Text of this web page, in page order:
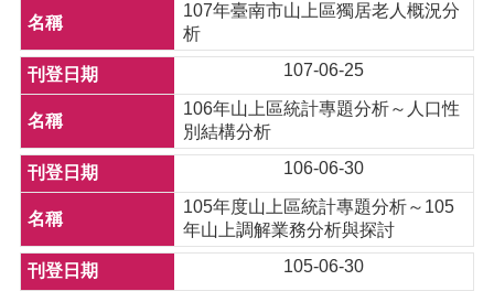
107年臺南市山上區獨居老人概況分
析
107-06-25
106年山上區統計專題分析～人口性
別結構分析
106-06-30
105年度山上區統計專題分析～105
年山上調解業務分析與探討
105-06-30